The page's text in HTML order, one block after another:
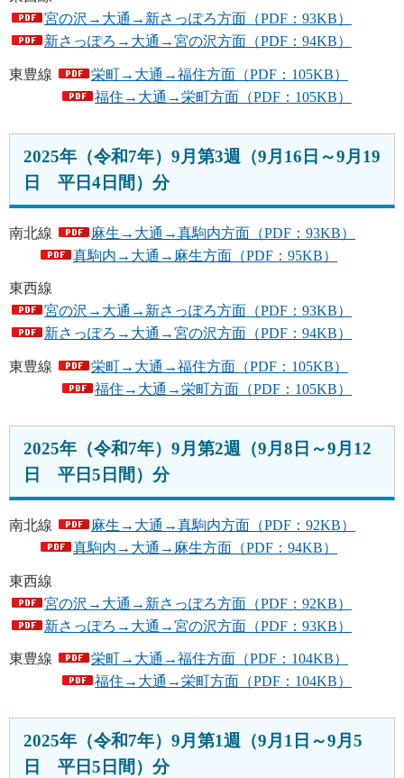
宮の沢→大通→新さっぽろ方面（PDF：93KB）
新さっぽろ→大通→宮の沢方面（PDF：94KB）
東豊線
栄町→大通→福住方面（PDF：105KB）
福住→大通→栄町方面（PDF：105KB）
2025年（令和7年）9月第3週（9月16日～9月19
日 平日4日間）分
南北線
麻生→大通→真駒内方面（PDF：93KB）
真駒内→大通→麻生方面（PDF：95KB）
東西線
宮の沢→大通→新さっぽろ方面（PDF：93KB）
新さっぽろ→大通→宮の沢方面（PDF：94KB）
東豊線
栄町→大通→福住方面（PDF：105KB）
福住→大通→栄町方面（PDF：105KB）
2025年（令和7年）9月第2週（9月8日～9月12
日 平日5日間）分
南北線
麻生→大通→真駒内方面（PDF：92KB）
真駒内→大通→麻生方面（PDF：94KB）
東西線
宮の沢→大通→新さっぽろ方面（PDF：92KB）
新さっぽろ→大通→宮の沢方面（PDF：93KB）
東豊線
栄町→大通→福住方面（PDF：104KB）
福住→大通→栄町方面（PDF：104KB）
2025年（令和7年）9月第1週（9月1日～9月5
日 平日5日間）分